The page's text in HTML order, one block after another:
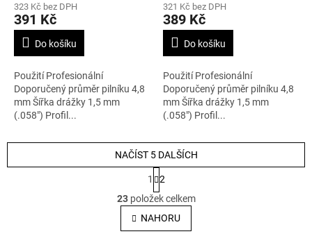
323 Kč bez DPH
391 Kč
Do košíku
Použití Profesionální
Doporučený průměr pilníku 4,8
mm Šířka drážky 1,5 mm
(.058") Profil...
321 Kč bez DPH
389 Kč
Do košíku
Použití Profesionální
Doporučený průměr pilníku 4,8
mm Šířka drážky 1,5 mm
(.058") Profil...
O
v
l
á
NAČÍST 5 DALŠÍCH
S
t
r
á
n
k
1
2
23položek celkem
NAHORU